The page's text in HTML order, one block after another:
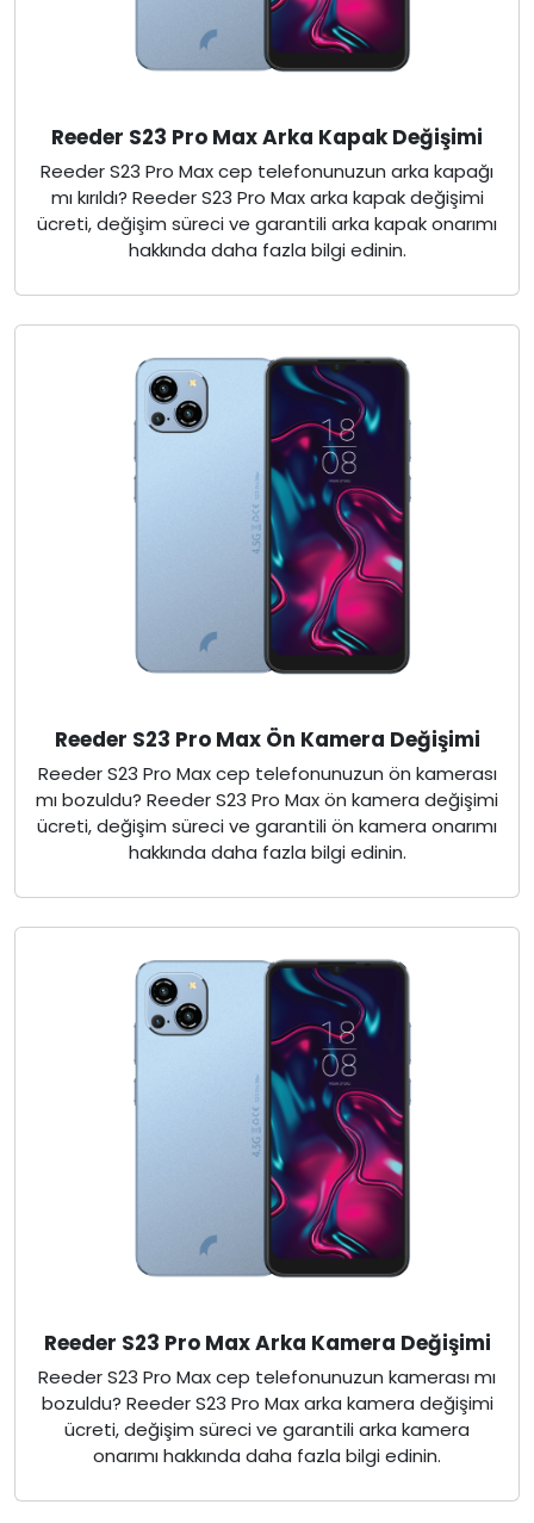
Reeder S23 Pro Max Arka Kapak Değişimi
Reeder S23 Pro Max cep telefonunuzun arka kapağı
mı kırıldı? Reeder S23 Pro Max arka kapak değişimi
ücreti, değişim süreci ve garantili arka kapak onarımı
hakkında daha fazla bilgi edinin.
Reeder S23 Pro Max Ön Kamera Değişimi
Reeder S23 Pro Max cep telefonunuzun ön kamerası
mı bozuldu? Reeder S23 Pro Max ön kamera değişimi
ücreti, değişim süreci ve garantili ön kamera onarımı
hakkında daha fazla bilgi edinin.
Reeder S23 Pro Max Arka Kamera Değişimi
Reeder S23 Pro Max cep telefonunuzun kamerası mı
bozuldu? Reeder S23 Pro Max arka kamera değişimi
ücreti, değişim süreci ve garantili arka kamera
onarımı hakkında daha fazla bilgi edinin.